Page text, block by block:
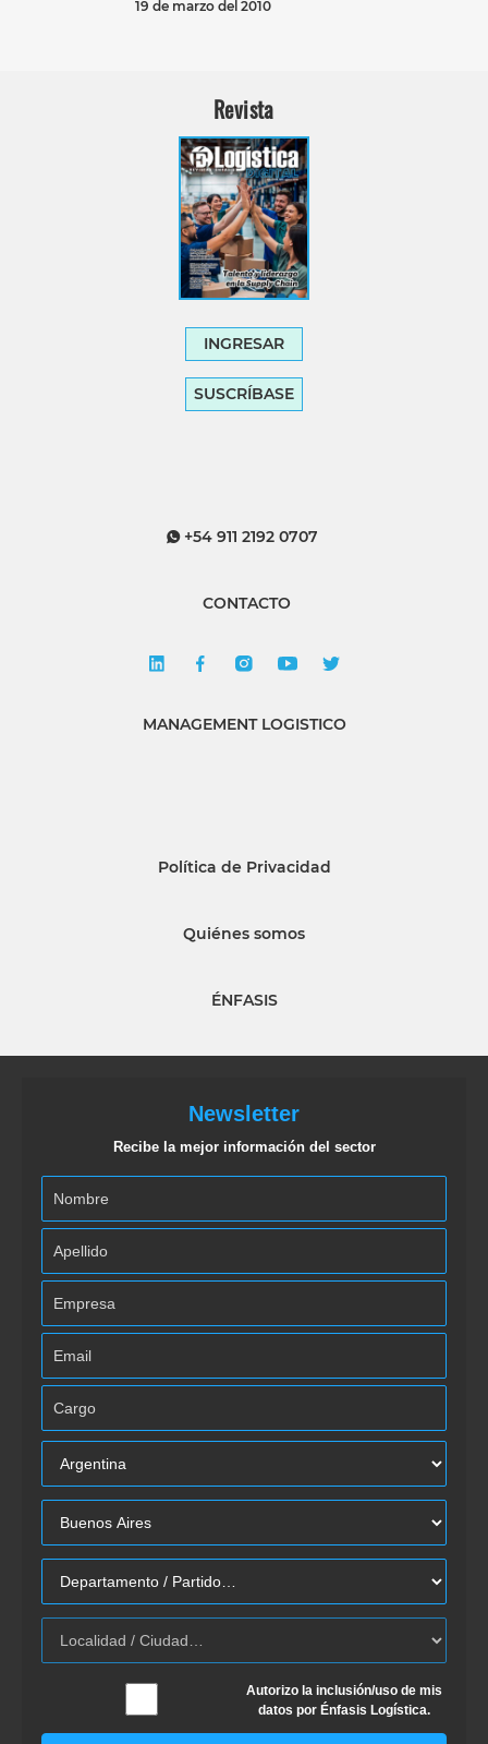
19 de marzo del 2010
Revista
INGRESAR
SUSCRÍBASE
+54 911 2192 0707
CONTACTO
MANAGEMENT LOGISTICO
Política de Privacidad
Quiénes somos
ÉNFASIS
Newsletter
Recibe la mejor información del sector
Autorizo la inclusión/uso de mis
datos por Énfasis Logística.